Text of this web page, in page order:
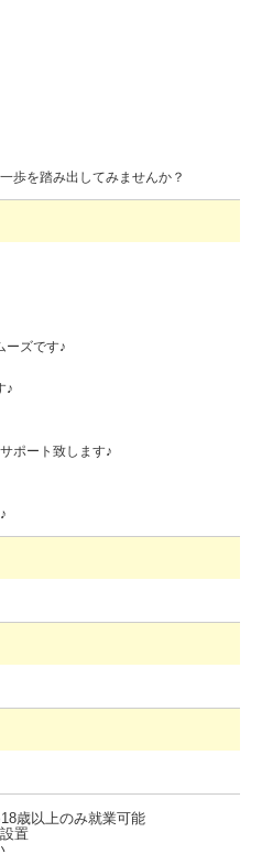
歩を踏み出してみませんか？
ーズです♪
♪
ポート致します♪